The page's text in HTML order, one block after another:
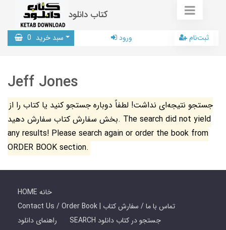
کتاب دانلود
سبد خرید 0 ورود ثبت‌نام
Jeff Jones
جستجو نتیجه‌ای نداشت! لطفاً دوباره جستجو کنید یا کتاب را از
بخش سفارش کتاب سفارش دهید. The search did not yield
any results! Please search again or order the book from
ORDER BOOK section.
HOME خانه
Contact Us / Order Book | تماس با ما / سفارش کتاب
راهنمای دانلود
SEARCH جستجو در کتاب دانلود